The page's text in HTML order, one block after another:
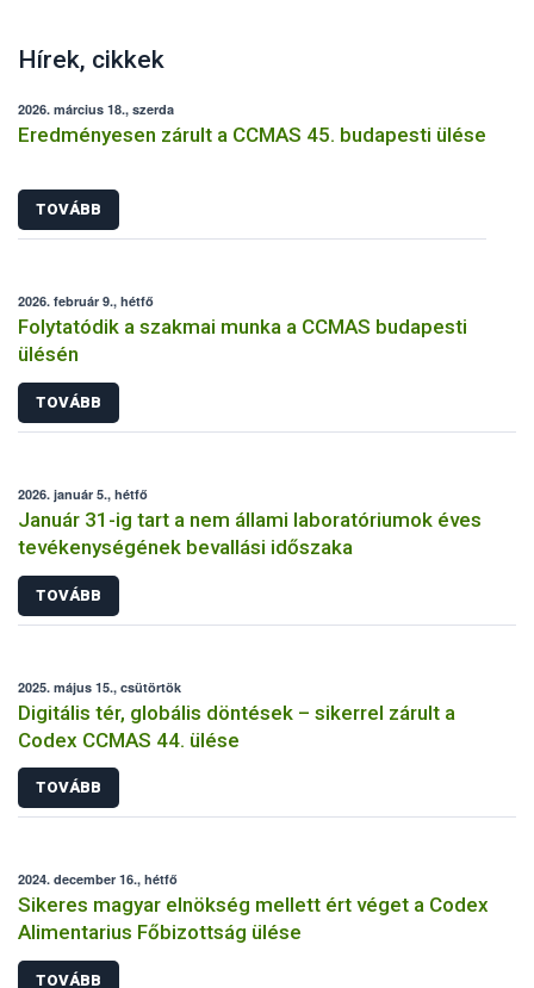
Hírek, cikkek
2026. március 18., szerda
Eredményesen zárult a CCMAS 45. budapesti ülése
TOVÁBB
2026. február 9., hétfő
Folytatódik a szakmai munka a CCMAS budapesti
ülésén
TOVÁBB
2026. január 5., hétfő
Január 31-ig tart a nem állami laboratóriumok éves
tevékenységének bevallási időszaka
TOVÁBB
2025. május 15., csütörtök
Digitális tér, globális döntések – sikerrel zárult a
Codex CCMAS 44. ülése
TOVÁBB
2024. december 16., hétfő
Sikeres magyar elnökség mellett ért véget a Codex
Alimentarius Főbizottság ülése
TOVÁBB